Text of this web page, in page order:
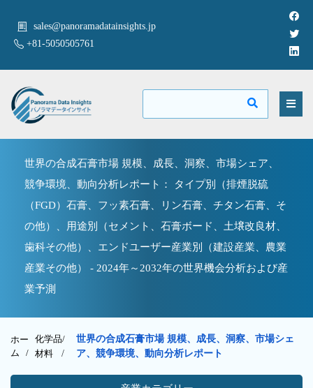
sales@panoramadatainsights.jp
+81-5050505761
世界の合成石膏市場 規模、成長、洞察、市場シェア、
競争環境、動向分析レポート： タイプ別（排煙脱硫
（FGD）石膏、フッ素石膏、リン石膏、チタン石膏、そ
の他）、用途別（セメント、石膏ボード、土壌改良材、
歯科その他）、エンドユーザー産業別（建設産業、農業
産業その他） - 2024年～2032年の世界機会分析および産
業予測
ホー
ム /
化学品/
材料 /
世界の合成石膏市場 規模、成長、洞察、市場シェ
ア、競争環境、動向分析レポート